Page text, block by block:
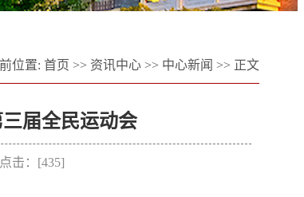
位置: 首页 >> 资讯中心 >> 中心新闻 >> 正文
届全民运动会
击：[435]